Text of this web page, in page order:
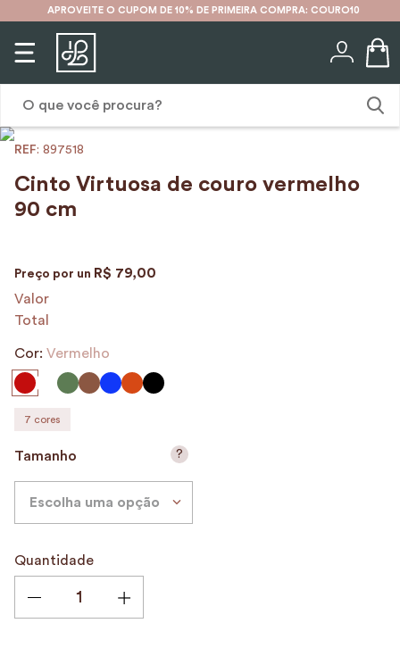
APROVEITE O CUPOM DE 10% DE PRIMEIRA COMPRA: COURO10
: 897518
Cinto Virtuosa de couro vermelho
90 cm
Preço por un R$ 79,00
Valor
Total
Cor: Vermelho
7 cores
Tamanho
Escolha uma opção
?
Quantidade
mochila
2 º
karina
5º
6º
7
nécessaire
8
carteira
9º
10º mala